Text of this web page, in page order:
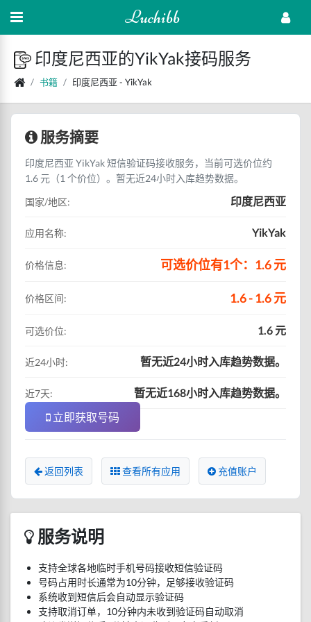
Luchibb
印度尼西亚的YikYak接码服务
书籍 印度尼西亚 - YikYak
服务摘要
印度尼西亚 YikYak 短信验证码接收服务，当前可选价位约
1.6 元（1 个价位）。暂无近24小时入库趋势数据。
国家/地区:
印度尼西亚
应用名称: YikYak
价格信息: 可选价位有1个：1.6 元
价格区间: 1.6 - 1.6 元
可选价位: 1.6 元
近24小时: 暂无近24小时入库趋势数据。
近7天:
暂无近168小时入库趋势数据。
立即获取号码
返回列表 查看所有应用 充值账户
服务说明
支持全球各地临时手机号码接收短信验证码
号码占用时长通常为10分钟，足够接收验证码
系统收到短信后会自动显示验证码
支持取消订单，10分钟内未收到验证码自动取消